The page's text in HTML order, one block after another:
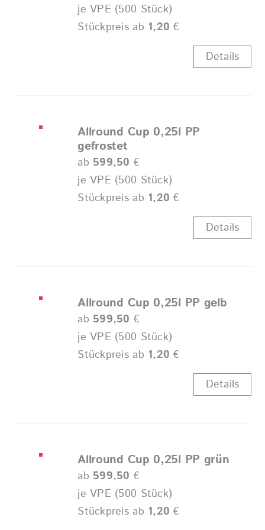
je VPE (500 Stück)
Stückpreis ab 1,20 €
Details
Allround Cup 0,25l PP
gefrostet
ab 599,50 €
je VPE (500 Stück)
Stückpreis ab 1,20 €
Details
Allround Cup 0,25l PP gelb
ab 599,50 €
je VPE (500 Stück)
Stückpreis ab 1,20 €
Details
Allround Cup 0,25l PP grün
ab 599,50 €
je VPE (500 Stück)
Stückpreis ab 1,20 €